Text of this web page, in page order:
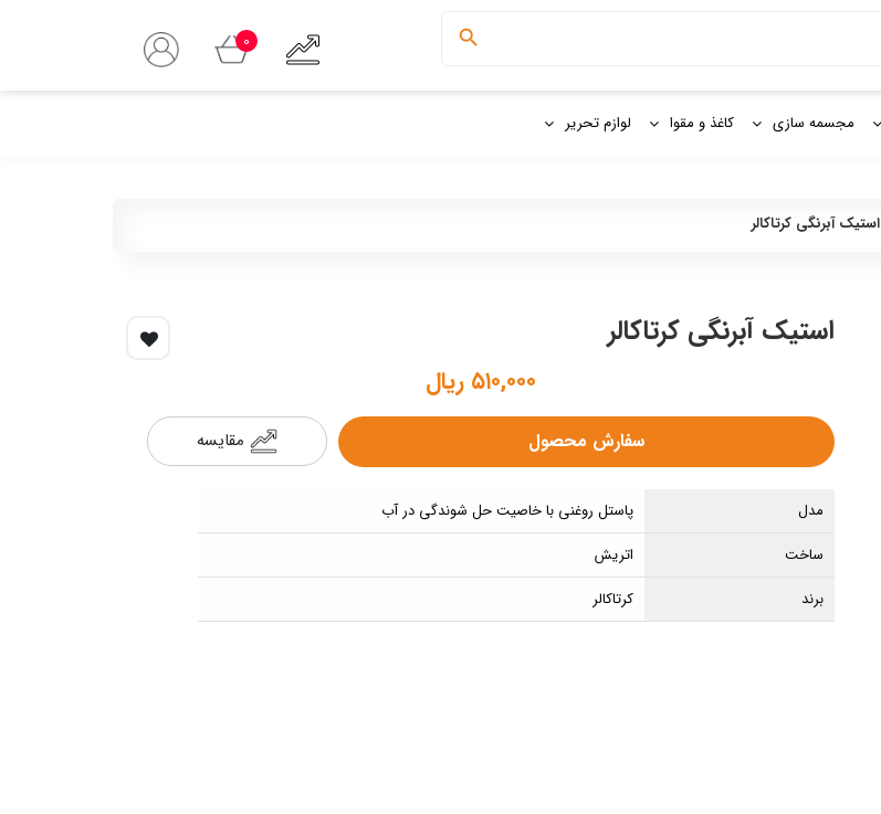
0
مجسمه سازی کاغذ و مقوا لوازم تحریر
استیک آبرنگی کرتاکالر
استیک آبرنگی کرتاکالر
۵۱۰,۰۰۰ ریال
سفارش محصول مقایسه
مدل
پاستل روغنی با خاصیت حل شوندگی در آب
ساخت
اتریش
برند
کرتاکالر